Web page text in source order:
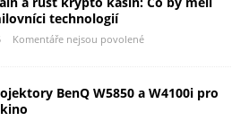
technologií
Komentáře nejsou povolené
BenQ W5850 a W4100i pro